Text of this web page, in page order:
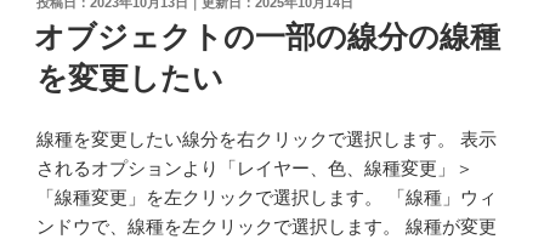
形
の
図
を
描
き
た
チ
ン
グ
重
な
っ
て
日:
オブジェクトの一部の線分の線種
を変更したい
線種を変更したい線分を右クリックで選択します。 表示
されるオプションより「レイヤー、色、線種変更」＞
「線種変更」を左クリックで選択します。 「線種」ウィ
ンドウで、線種を左クリックで選択します。 線種が変更